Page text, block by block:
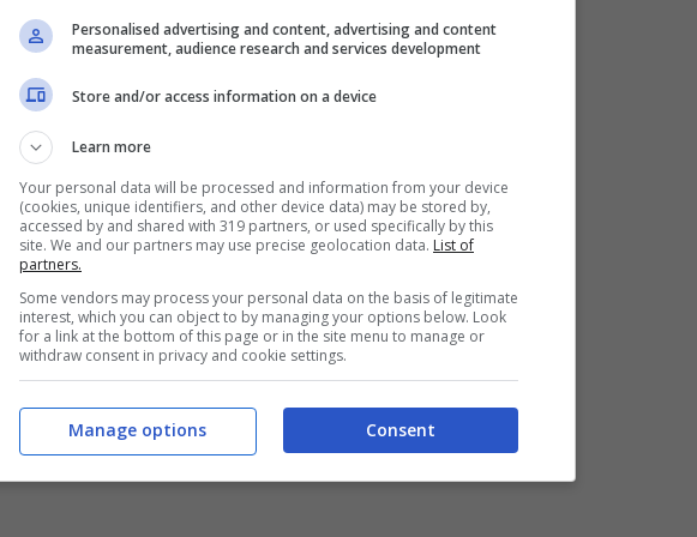
lavorativo. Anche il quotidiano ilMessaggero
ci sono persone che intascano sia il sussidio
possibile farlo?
Personalised advertising and content, advertising and content
measurement, audience research and services development
Store and/or access information on a device
Learn more
Your personal data will be processed and information from your device
(cookies, unique identifiers, and other device data) may be stored by,
accessed by and shared with 319 partners, or used specifically by this
site. We and our partners may use precise geolocation data. List of
partners.
Some vendors may process your personal data on the basis of legitimate
interest, which you can object to by managing your options below. Look
for a link at the bottom of this page or in the site menu to manage or
withdraw consent in privacy and cookie settings.
Consent
Manage options